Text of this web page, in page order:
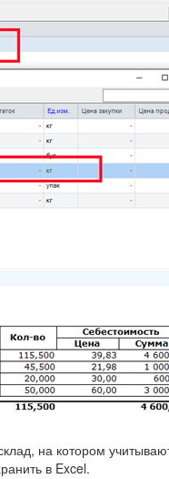
на котором
в Excel.